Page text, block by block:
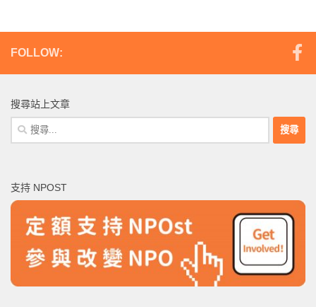
FOLLOW:
搜尋站上文章
搜
尋
字:
支持 NPOST